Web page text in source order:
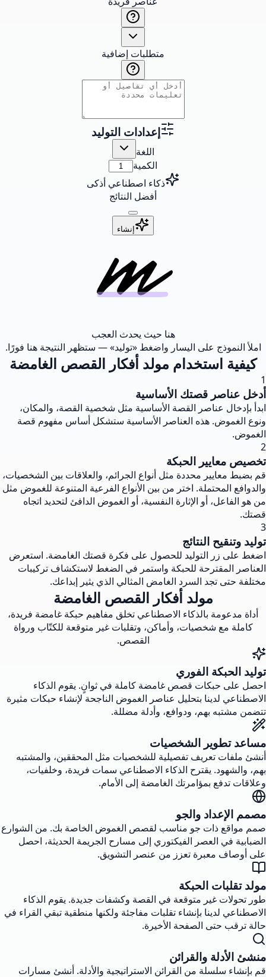
متطلبات إضافية
إعدادات التوليد
اللغة
الكمية
ذكاء اصطناعي أذكى
أفضل النتائج
إنشاء
هنا حيث يحدث العجب
املأ النموذج على اليسار واضغط «توليد» — ستظهر النتيجة هنا فورًا.
كيفية استخدام مولد أفكار القصص الغامضة
1
أدخل عناصر قصتك الأساسية
ابدأ بإدخال عناصر القصة الأساسية مثل شخصية القصة، والمكان،
ونوع الغموض. هذه العناصر الأساسية ستشكل أساس مفهوم قصة
الغموض.
2
تخصيص معايير الحبكة
قم بضبط معايير محددة مثل أنواع الجرائم، والعلاقات بين الشخصيات،
والدوافع المحتملة. اختر من بين الأنواع الفرعية المتنوعة للغموض مثل
من هو الفاعل، أو الإثارة النفسية، أو الغموض الدافئ لتحديد اتجاه
قصتك.
3
توليد وتنقيح النتائج
اضغط على زر التوليد للحصول على فكرة قصتك الغامضة. استعرض
العناصر المقترحة للحبكة واستمر في الضغط لاستكشاف تركيبات
مختلفة حتى تجد السرد الغامض المثالي الذي يثير إبداعك.
مولد أفكار القصص الغامضة
أداة مدعومة بالذكاء الاصطناعي تخلق مفاهيم حبكة غامضة فريدة،
كاملة مع شخصيات، وأماكن، وتقلبات غير متوقعة للكتّاب ورواة
القصص.
توليد الحبكة الفوري
احصل على حبكات قصص غامضة كاملة في ثوانٍ. يقوم الذكاء
الاصطناعي لدينا بتحليل عناصر الغموض الناجحة لإنشاء حبكات مثيرة
تتضمن مشتبه بهم، ودوافع، وأدلة مضللة.
مساعد تطوير الشخصيات
أنشئ ملفات تعريف تفصيلية للشخصيات مثل المحققين، والمشتبه
بهم، والشهود. يقترح الذكاء الاصطناعي سمات فريدة، وخلفيات،
وعلاقات تدفع بمؤامرتك الغامضة إلى الأمام.
مصمم الإعداد والجو
صمم مواقع ذات جو مناسب لقصص الغموض الخاصة بك. من الشوارع
الضبابية في العصر الفيكتوري إلى مسارح الجريمة الحديثة، احصل
على أوصاف معبرة تعزز من عنصر التشويق.
مولد تقلبات الحبكة
طور تحولات غير متوقعة في القصة وكشفات جديدة. يقوم الذكاء
الاصطناعي لدينا بإنشاء تقلبات مفاجئة ولكنها منطقية تبقي القراء في
حالة ترقب حتى الصفحة الأخيرة.
منشئ الأدلة والقرائن
قم بإنشاء سلسلة من القرائن الاستراتيجية والأدلة. أنشئ مسارات